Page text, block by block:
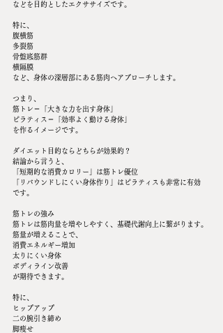
などを目的としたエクササイズです。
特に、
腹横筋
多裂筋
骨盤底筋群
横隔膜
など、身体の深層部にある筋肉へアプローチします。
つまり、
筋トレ＝「大きな力を出す身体」
ピラティス＝「効率よく動ける身体」
を作るイメージです。
ダイエット目的ならどちらが効果的？
結論から言うと、
「短期的な消費カロリー」は筋トレ優位
「リバウンドしにくい身体作り」はピラティスも非常に有効
です。
筋トレの強み
筋トレは筋肉量を増やしやすく、基礎代謝向上に繋がります。
筋量が増えることで、
消費エネルギー増加
太りにくい身体
ボディライン改善
が期待できます。
特に、
ヒップアップ
二の腕引き締め
脚痩せ